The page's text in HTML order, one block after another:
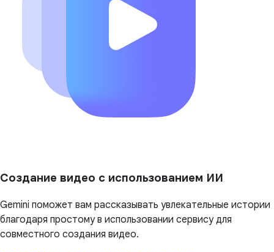
Создание видео с использованием ИИ
Gemini поможет вам рассказывать увлекательные истории
благодаря простому в использовании сервису для
совместного создания видео.